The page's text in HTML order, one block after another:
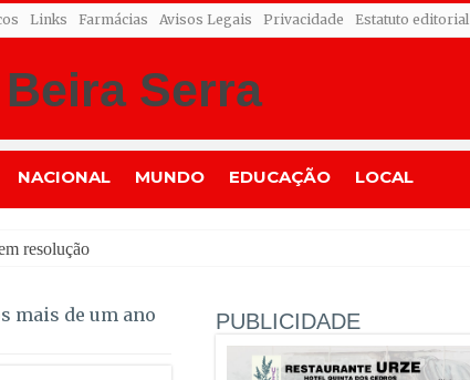
Links Farmácias Avisos Legais Privacidade Estatuto editorial
NACIONAL MUNDO EDUCAÇÃO LOCAL
mais de um ano
PUBLICIDADE